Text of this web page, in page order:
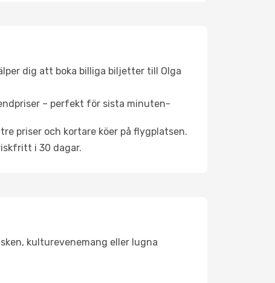
dig att boka billiga biljetter till Olga
– perfekt för sista minuten-
priser och kortare köer på flygplatsen.
i 30 dagar.
kulturevenemang eller lugna